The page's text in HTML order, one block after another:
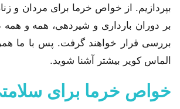
بپردازیم. از خواص خرما برای مردان و
بر دوران بارداری و شیردهی، همه و همه
بررسی قرار خواهند گرفت. پس با ما
الماس کویر بیشتر آشنا شوید.
خواص خرما برای